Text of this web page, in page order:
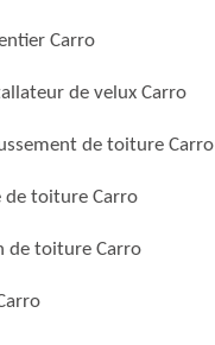
Carro
de velux Carro
de toiture Carro
de toiture Carro
de toiture Carro